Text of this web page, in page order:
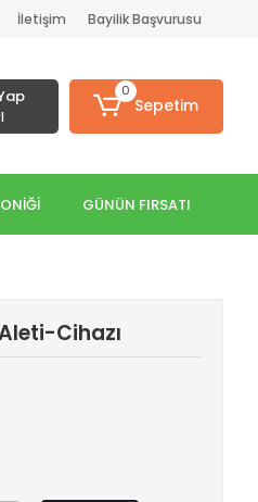
İletişim Bayilik Başvurusu
0
Sepetim
GÜNÜN FIRSATI
Cihazı